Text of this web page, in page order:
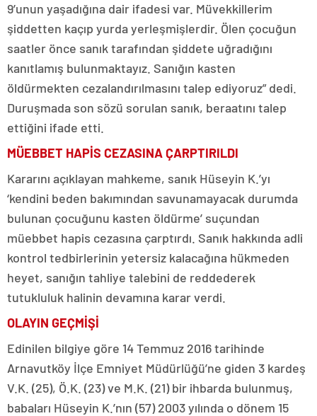
9’unun yaşadığına dair ifadesi var. Müvekkillerim
şiddetten kaçıp yurda yerleşmişlerdir. Ölen çocuğun
saatler önce sanık tarafından şiddete uğradığını
kanıtlamış bulunmaktayız. Sanığın kasten
öldürmekten cezalandırılmasını talep ediyoruz” dedi.
Duruşmada son sözü sorulan sanık, beraatını talep
ettiğini ifade etti.
MÜEBBET HAPİS CEZASINA ÇARPTIRILDI
Kararını açıklayan mahkeme, sanık Hüseyin K.’yı
‘kendini beden bakımından savunamayacak durumda
bulunan çocuğunu kasten öldürme’ suçundan
müebbet hapis cezasına çarptırdı. Sanık hakkında adli
kontrol tedbirlerinin yetersiz kalacağına hükmeden
heyet, sanığın tahliye talebini de reddederek
tutukluluk halinin devamına karar verdi.
OLAYIN GEÇMİŞİ
Edinilen bilgiye göre 14 Temmuz 2016 tarihinde
Arnavutköy İlçe Emniyet Müdürlüğü’ne giden 3 kardeş
V.K. (25), Ö.K. (23) ve M.K. (21) bir ihbarda bulunmuş,
babaları Hüseyin K.’nın (57) 2003 yılında o dönem 15